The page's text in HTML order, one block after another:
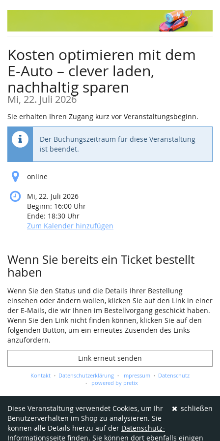
Zum
Kosten optimieren mit dem
E-Auto – clever laden,
nachhaltig sparen
Mi, 22. Juli 2026
Sie erhalten Ihren Zugang kurz vor Veranstaltungsbeginn.
Der Buchungszeitraum für diese Veranstaltung
ist beendet.
online
Mi, 22. Juli 2026
Beginn: 16:00 Uhr
Ende: 18:30 Uhr
Zum Kalender hinzufügen
Wenn Sie bereits ein Ticket bestellt
haben
Wenn Sie den Status und die Details Ihrer Bestellung
einsehen oder ändern wollen, klicken Sie auf den Link in einer
der E-Mails, die wir Ihnen im Bestellvorgang geschickt haben.
Wenn Sie den Link nicht finden können, klicken Sie auf den
folgenden Button, um ein erneutes Zusenden des Links
anzufordern.
Link erneut senden
Kontakt Datenschutzerklärung Impressum
Datenschutz
powered by pretix
schließen
Diese Veranstaltung verwendet Cookies, um Ihr
Benutzerverhalten im Shop zu analysieren. Sie
können alle Details hierzu auf der Datenschutz-
Informationsseite finden. Sie können dort ebenfalls einigen